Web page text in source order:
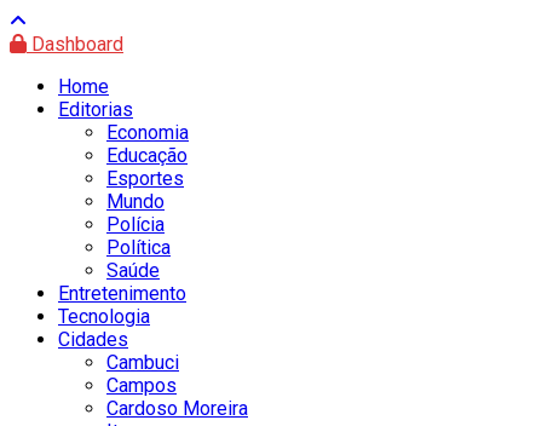
Dashboard
Home
Editorias
Economia
Educação
Esportes
Mundo
Polícia
Política
Saúde
Entretenimento
Tecnologia
Cidades
Cambuci
Campos
Cardoso Moreira